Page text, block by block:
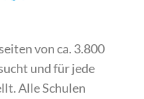
von ca. 3.800
und für jede
Alle Schulen